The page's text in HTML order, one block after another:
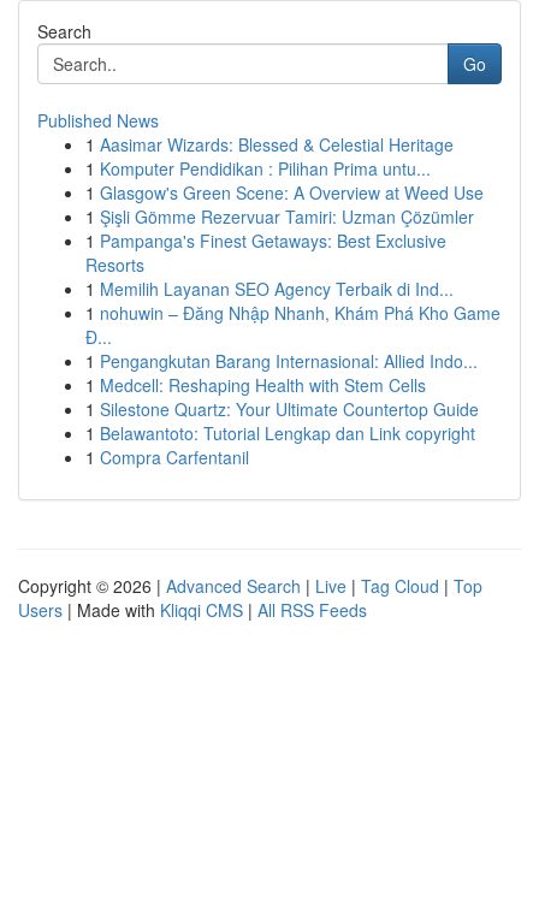
Search
Go
Published News
1 Aasimar Wizards: Blessed & Celestial Heritage
1 Komputer Pendidikan : Pilihan Prima untu...
1 Glasgow's Green Scene: A Overview at Weed Use
1 Şişli Gömme Rezervuar Tamiri: Uzman Çözümler
1 Pampanga's Finest Getaways: Best Exclusive
Resorts
1 Memilih Layanan SEO Agency Terbaik di Ind...
1 nohuwin – Đăng Nhập Nhanh, Khám Phá Kho Game
Đ...
1 Pengangkutan Barang Internasional: Allied Indo...
1 Medcell: Reshaping Health with Stem Cells
1 Silestone Quartz: Your Ultimate Countertop Guide
1 Belawantoto: Tutorial Lengkap dan Link copyright
1 Compra Carfentanil
Copyright © 2026 | Advanced Search | Live | Tag Cloud | Top
Users | Made with Kliqqi CMS | All RSS Feeds